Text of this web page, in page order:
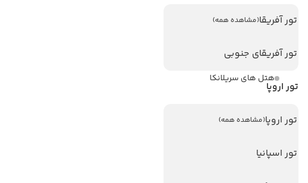
تور آفریقا(مشاهده همه)
تور آفریقای جنوبی
تور اروپا
تور اروپا(مشاهده همه)
تور اسپانیا
هتل های استانبول
هتل های اندونزی
هتل های سریلانکا
تورهای پربازدید
تور آنتالیا